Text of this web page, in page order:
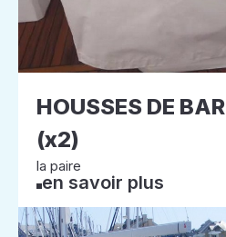
HOUSSES DE
(x2)
la paire
en savoir plus